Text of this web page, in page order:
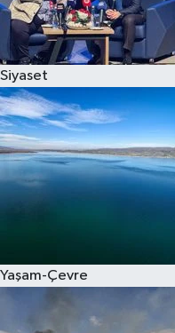
Siyaset
Yaşam-Çevre
Spor
Çocuk
Eğitim
Kim kimdir?